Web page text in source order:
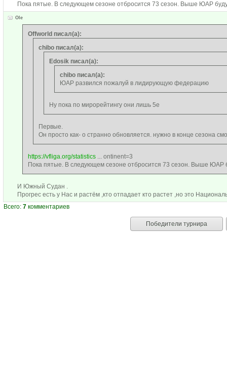
Пока пятые. В следующем сезоне отбросится 73 сезон. Выше ЮАР
Ole
Offworld писал(а):
chibo писал(а):
Edosik писал(а):
chibo писал(а):
ЮАР развился пожалуй в лидирующую федерацию
Ну пока по мирорейтингу они лишь 5е
Первые.
Он просто как- о странно обновляется. нужно в конце сезона
https://vfliga.org/statistics... ontinent=3
Пока пятые. В следующем сезоне отбросится 73 сезон. Выше ЮАР
И Южный Судан .
Прогрес есть у Нас и растём ,кто отпадает кто растет ,но это
Всего: 7 комментариев
Победители турнира